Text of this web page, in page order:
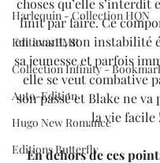
Harlequin - Collection HQN
Editions BMR
Collection Infinity -
Auto-Edition
Hugo New Romance
Editions Butterfly
choses qu’elle s’interdit
finit par faire. Ce
en avant, son instabilité
sa jeunesse et parfois
elle se veut combative
son passé et Blake ne va
la vie facile !
En dehors de ces